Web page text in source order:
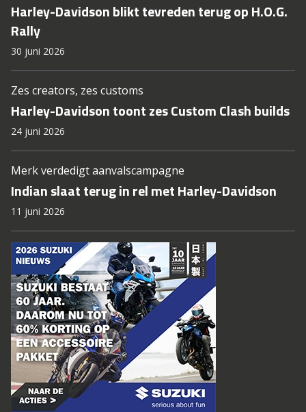
Harley-Davidson blikt tevreden terug op H.O.G.
Rally
30 juni 2026
Zes creators, zes customs
Harley-Davidson toont zes Custom Clash builds
24 juni 2026
Merk verdedigt aanvalscampagne
Indian slaat terug in rel met Harley-Davidson
11 juni 2026